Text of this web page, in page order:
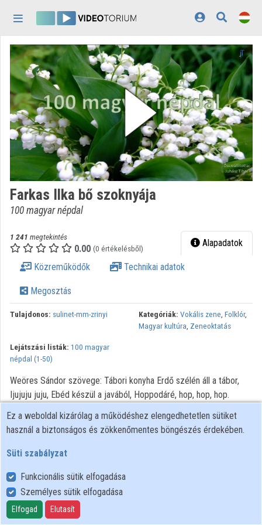
Kezdőlap
Bejelentkezés
Felfedezés
Kategóriák
Lejátszási listák
Intézmények
Közreműködők
Farkas Ilka bő szoknyája
100 magyar népdal
1 241 megtekintés
0.00 (0 értékelésből) Alapadatok
Közreműködők Technikai adatok
Megosztás
Tulajdonos: sulinet-mm-zrinyi Kategóriák: Vokális zene, Folklór,
Magyar kultúra, Zeneoktatás
Lejátszási listák: 100 magyar
népdal (1-50)
Weöres Sándor szövege: Tábori konyha Erdő szélén áll a tábor,
Ijujuju juju, Ebéd készül a javából, Hoppodáré, hop, hop, hop.
Hoppodáré, hop, hop, hop. Tele lábos,tele fazék, Ijujuju juju, Meg
is verünk, ha odaég, Hoppodáré, hop, hop, hop. Megmosdatunk
szilvalében, Ijujuju juju, Megszárítunk falevélen, Hoppodáré, hop,
ebéd készül, Hoppodáré, hop, hop, hop.
Felhasználói szabályzat
Adatkezelési tájékoztató
Ez a weboldal kizárólag a működéshez elengedhetetlen sütiket
használ a biztonságos és zökkenőmentes böngészés érdekében.
Süti szabályzat
Funkcionális sütik elfogadása
Személyes sütik elfogadása
Elfogad Elutasít